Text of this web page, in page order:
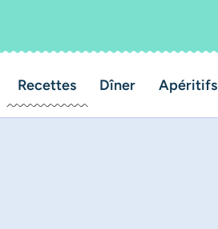
Recettes Dîner Apéritifs